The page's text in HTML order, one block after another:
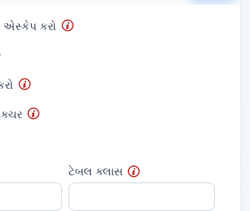
એસ્કેપ કરો
ટેબલ ક્લાસ